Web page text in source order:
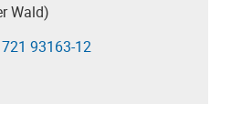
Wald)
93163-12